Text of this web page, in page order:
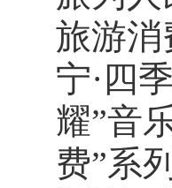
旅游消
宁·四
耀”音
费”系